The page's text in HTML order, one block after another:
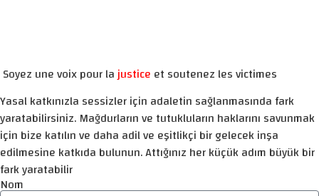
Soyez une voix pour lajustice et soutenez les victimes
Yasal katkınızla sessizler için adaletin sağlanmasında fark
yaratabilirsiniz. Mağdurların ve tutukluların haklarını savunmak
için bize katılın ve daha adil ve eşitlikçi bir gelecek inşa
edilmesine katkıda bulunun. Attığınız her küçük adım büyük bir
fark yaratabilir
Nom